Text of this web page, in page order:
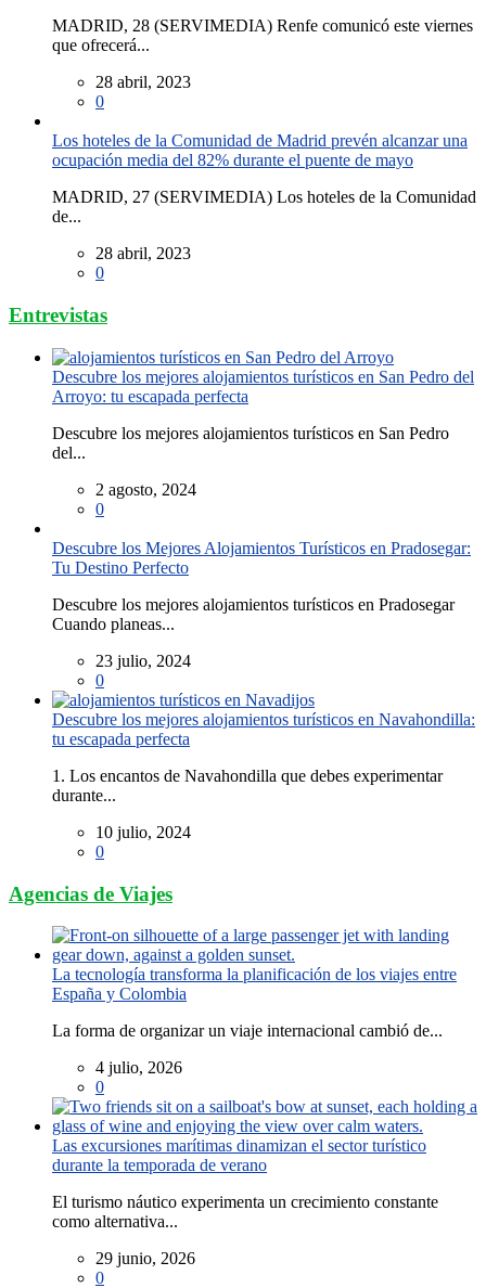
MADRID, 28 (SERVIMEDIA) Renfe comunicó este viernes
que ofrecerá...
28 abril, 2023
0
Los hoteles de la Comunidad de Madrid prevén alcanzar una
ocupación media del 82% durante el puente de mayo
MADRID, 27 (SERVIMEDIA) Los hoteles de la Comunidad
de...
28 abril, 2023
0
Entrevistas
Descubre los mejores alojamientos turísticos en San Pedro del
Arroyo: tu escapada perfecta
Descubre los mejores alojamientos turísticos en San Pedro
del...
2 agosto, 2024
0
Descubre los Mejores Alojamientos Turísticos en Pradosegar:
Tu Destino Perfecto
Descubre los mejores alojamientos turísticos en Pradosegar
Cuando planeas...
23 julio, 2024
0
Descubre los mejores alojamientos turísticos en Navahondilla:
tu escapada perfecta
1. Los encantos de Navahondilla que debes experimentar
durante...
10 julio, 2024
0
Agencias de Viajes
La tecnología transforma la planificación de los viajes entre
España y Colombia
La forma de organizar un viaje internacional cambió de...
4 julio, 2026
0
Las excursiones marítimas dinamizan el sector turístico
durante la temporada de verano
El turismo náutico experimenta un crecimiento constante
como alternativa...
29 junio, 2026
0